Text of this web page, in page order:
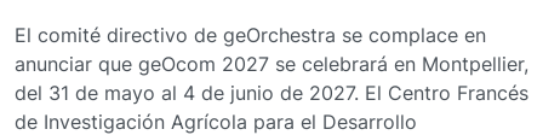
El comité directivo de geOrchestra se complace en
anunciar que geOcom 2027 se celebrará en Montpellier,
del 31 de mayo al 4 de junio de 2027. El Centro Francés
de Investigación Agrícola para el Desarrollo